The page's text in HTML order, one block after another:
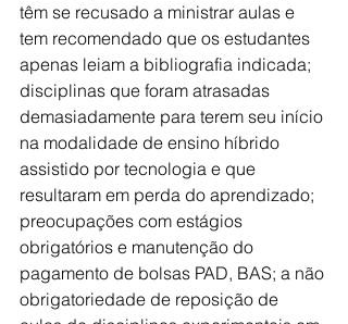
têm se recusado a ministrar aulas e
tem recomendado que os estudantes
apenas leiam a bibliografia indicada;
disciplinas que foram atrasadas
demasiadamente para terem seu início
na modalidade de ensino híbrido
assistido por tecnologia e que
resultaram em perda do aprendizado;
preocupações com estágios
obrigatórios e manutenção do
pagamento de bolsas PAD, BAS; a não
obrigatoriedade de reposição de